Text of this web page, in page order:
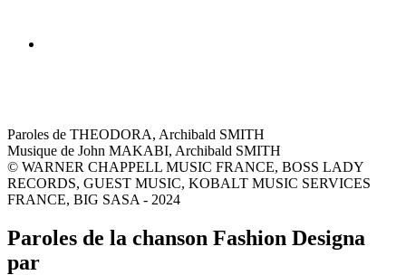
Paroles de THEODORA, Archibald SMITH
Musique de John MAKABI, Archibald SMITH
© WARNER CHAPPELL MUSIC FRANCE, BOSS LADY
RECORDS, GUEST MUSIC, KOBALT MUSIC SERVICES
FRANCE, BIG SASA - 2024
Paroles de la chanson Fashion Designa
par